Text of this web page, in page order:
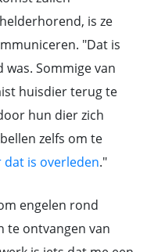
is ze
"Dat is
was. Sommige van
huisdier terug te
hun dier zich
zelfs om te
dat is overleden."
engelen rond
te ontvangen van